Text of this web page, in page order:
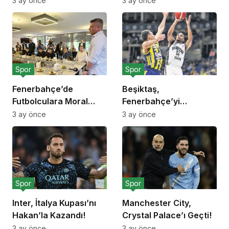
Fenerbahçe’de
Futbolculara Moral
Yemeği!
Spor
3 ay önce
Beşiktaş,
Fenerbahçe’yi
Deplasmanda Yendi!
Spor
3 ay önce
Inter, İtalya Kupası’nı
Hakan’la Kazandı!
Spor
Manchester City,
Crystal Palace’ı Geçti!
Spor